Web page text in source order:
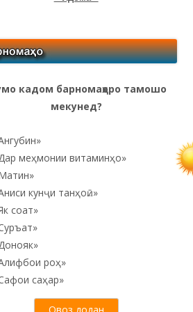
кадом барномаҳоро тамошо
мекунед?
меҳмонии витаминҳо»
кунҷи танҳоӣ...»
соат»
роҳ»
саҳар»